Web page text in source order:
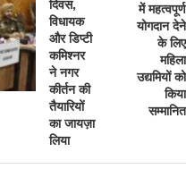
दिवस,
विधायक
और डिप्टी
कमिश्नर
ने नगर
कीर्तन की
तैयारियों
का जायज़ा
लिया
में महत्वपूर्ण
योगदान देने
के लिए
महिला
उद्यमियों को
किया
सम्मानित